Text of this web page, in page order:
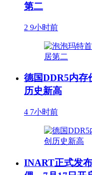
第二
2 9小时前
德国DDR5内存
历史新高
4 7小时前
INART正式发